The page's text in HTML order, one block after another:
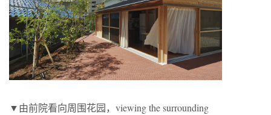
▼由前院看向周围花园，viewing the surrounding